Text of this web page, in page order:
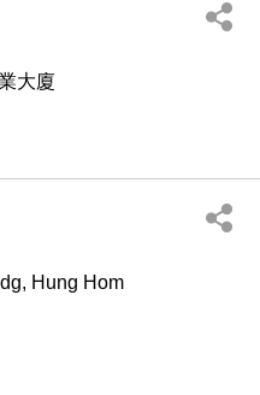
大廈
Hung Hom